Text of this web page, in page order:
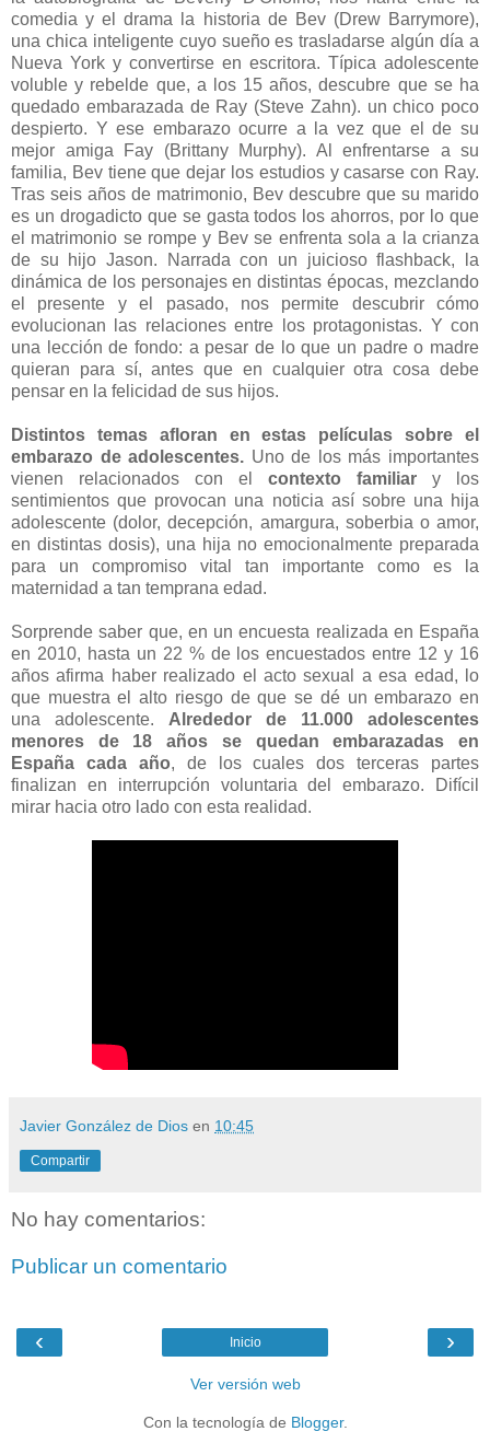
comedia y el drama la historia de Bev (Drew Barrymore),
una chica inteligente cuyo sueño es trasladarse algún día a
Nueva York y convertirse en escritora. Típica adolescente
voluble y rebelde que, a los 15 años, descubre que se ha
quedado embarazada de Ray (Steve Zahn). un chico poco
despierto. Y ese embarazo ocurre a la vez que el de su
mejor amiga Fay (Brittany Murphy). Al enfrentarse a su
familia, Bev tiene que dejar los estudios y casarse con Ray.
Tras seis años de matrimonio, Bev descubre que su marido
es un drogadicto que se gasta todos los ahorros, por lo que
el matrimonio se rompe y Bev se enfrenta sola a la crianza
de su hijo Jason. Narrada con un juicioso flashback, la
dinámica de los personajes en distintas épocas, mezclando
el presente y el pasado, nos permite descubrir cómo
evolucionan las relaciones entre los protagonistas. Y con
una lección de fondo: a pesar de lo que un padre o madre
quieran para sí, antes que en cualquier otra cosa debe
pensar en la felicidad de sus hijos.
Distintos temas afloran en estas películas sobre el
embarazo de adolescentes. Uno de los más importantes
vienen relacionados con el contexto familiar y los
sentimientos que provocan una noticia así sobre una hija
adolescente (dolor, decepción, amargura, soberbia o amor,
en distintas dosis), una hija no emocionalmente preparada
para un compromiso vital tan importante como es la
maternidad a tan temprana edad.
Sorprende saber que, en un encuesta realizada en España
en 2010, hasta un 22 % de los encuestados entre 12 y 16
años afirma haber realizado el acto sexual a esa edad, lo
que muestra el alto riesgo de que se dé un embarazo en
una adolescente. Alrededor de 11.000 adolescentes
menores de 18 años se quedan embarazadas en
España cada año, de los cuales dos terceras partes
finalizan en interrupción voluntaria del embarazo. Difícil
mirar hacia otro lado con esta realidad.
Javier González de Dios en 10:45
Compartir
No hay comentarios:
Publicar un comentario
‹ ›
Inicio
Ver versión web
Con la tecnología de Blogger.